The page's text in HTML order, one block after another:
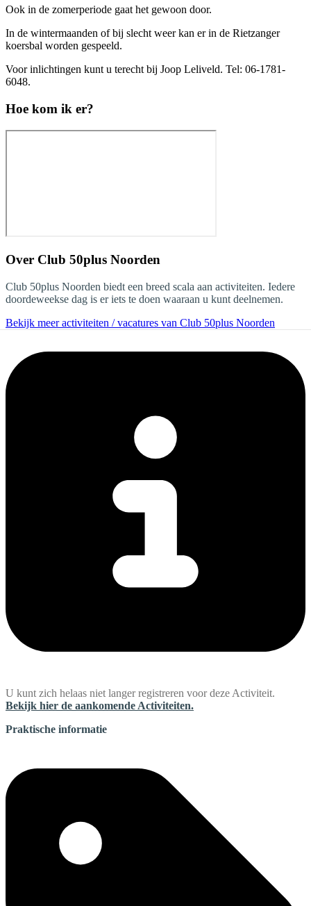
Ook in de zomerperiode gaat het gewoon door.
In de wintermaanden of bij slecht weer kan er in de Rietzanger
koersbal worden gespeeld.
Voor inlichtingen kunt u terecht bij Joop Leliveld. Tel: 06-1781-
6048.
Hoe kom ik er?
Over Club 50plus Noorden
Club 50plus Noorden biedt een breed scala aan activiteiten. Iedere
doordeweekse dag is er iets te doen waaraan u kunt deelnemen.
Bekijk meer activiteiten / vacatures van Club 50plus Noorden
U kunt zich helaas niet langer registreren voor deze Activiteit.
Bekijk hier de aankomende Activiteiten.
Praktische informatie